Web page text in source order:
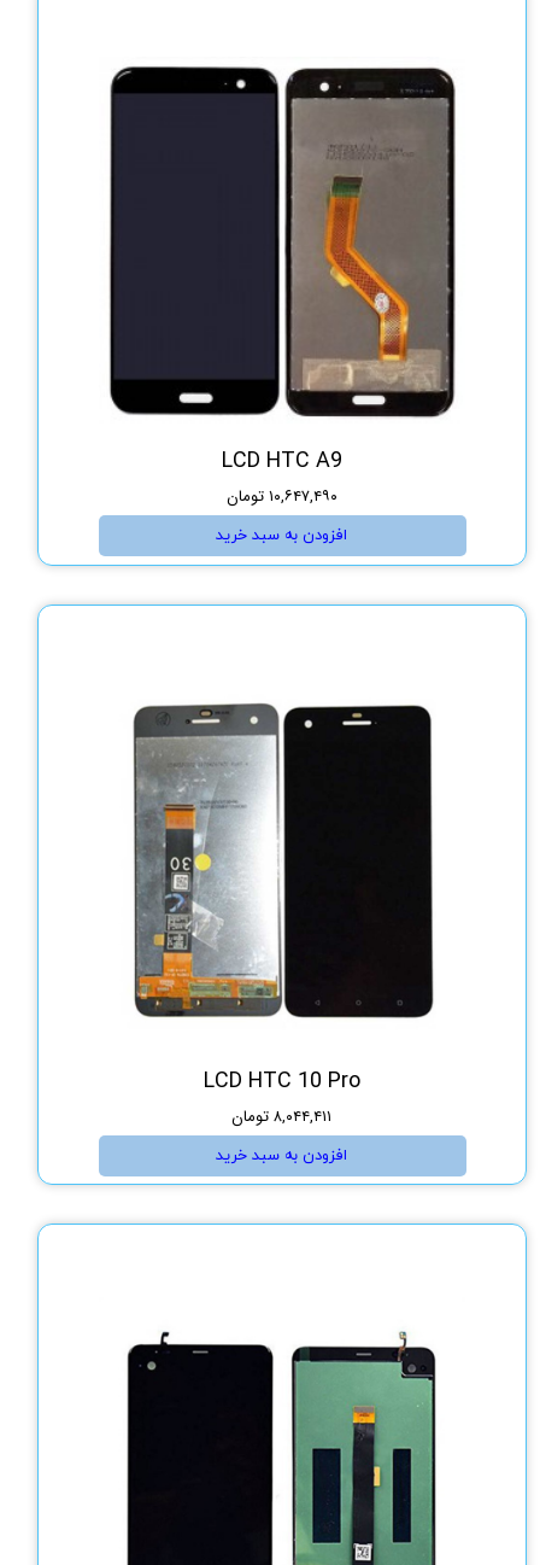
LCD HTC A9
۱۰,۶۴۷,۴۹۰ تومان
افزودن به سبد خرید
LCD HTC 10 Pro
۸,۰۴۴,۴۱۱ تومان
افزودن به سبد خرید